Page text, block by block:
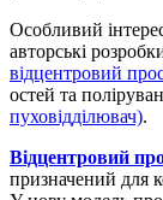
Особливий
авторські
відцентровий
остей та
пуховідділювач).
Відцентровий
призначений для